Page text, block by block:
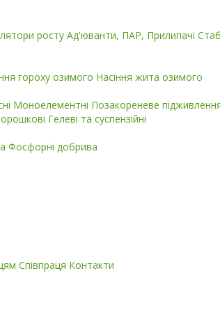
росту Ад'юванти, ПАР, Прилипачі
гороху озимого Насіння жита озимого
Моноелементні Позакореневе
Гелеві та суспензійні
Фосфорні добрива
Співпраця Контакти